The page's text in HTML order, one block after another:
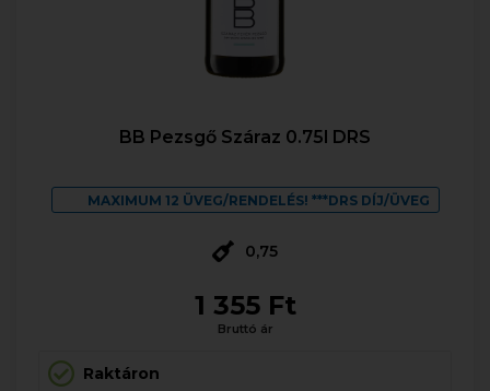
BB Pezsgő Száraz 0.75l DRS
MAXIMUM 12 ÜVEG/RENDELÉS! ***DRS DÍJ/ÜVEG
0,75
1 355 Ft
Bruttó ár
Raktáron